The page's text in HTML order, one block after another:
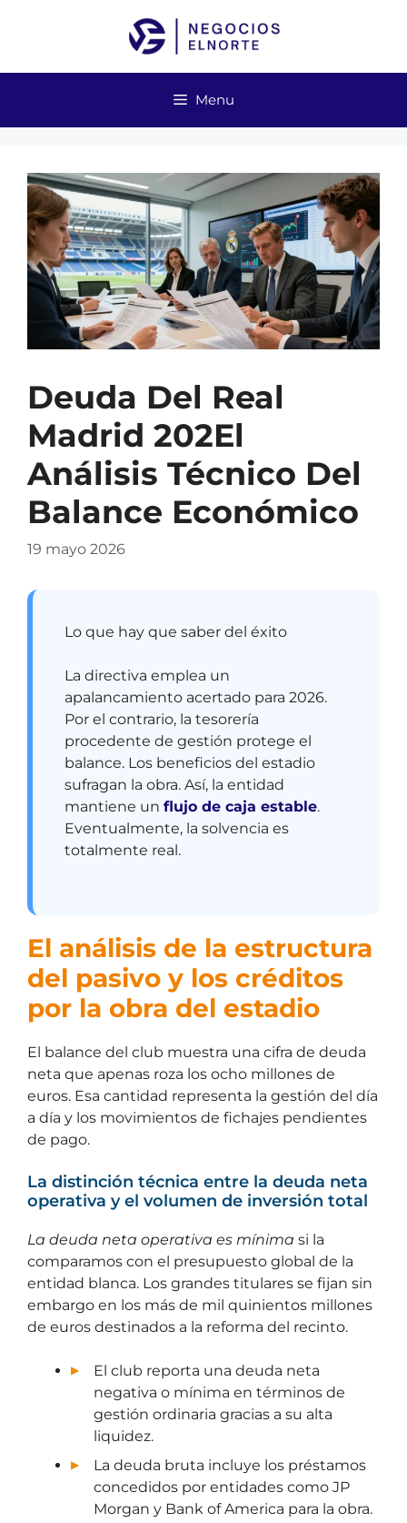
Menu
Deuda Del Real
Madrid 202El
Análisis Técnico Del
Balance Económico
19 mayo 2026
Lo que hay que saber del éxito
La directiva emplea un
apalancamiento acertado para 2026.
Por el contrario, la tesorería
procedente de gestión protege el
balance. Los beneficios del estadio
sufragan la obra. Así, la entidad
mantiene un flujo de caja estable.
Eventualmente, la solvencia es
totalmente real.
El análisis de la estructura
del pasivo y los créditos
por la obra del estadio
El balance del club muestra una cifra de deuda
neta que apenas roza los ocho millones de
euros. Esa cantidad representa la gestión del día
a día y los movimientos de fichajes pendientes
de pago.
La distinción técnica entre la deuda neta
operativa y el volumen de inversión total
La deuda neta operativa es mínima si la
comparamos con el presupuesto global de la
entidad blanca. Los grandes titulares se fijan sin
embargo en los más de mil quinientos millones
de euros destinados a la reforma del recinto.
El club reporta una deuda neta
negativa o mínima en términos de
gestión ordinaria gracias a su alta
liquidez.
La deuda bruta incluye los préstamos
concedidos por entidades como JP
Morgan y Bank of America para la obra.